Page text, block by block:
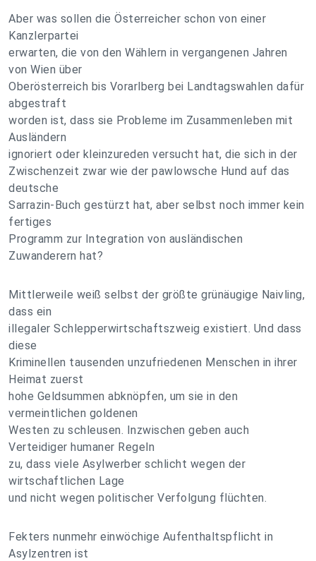
Aber was sollen die Österreicher schon von einer
Kanzlerpartei
erwarten, die von den Wählern in vergangenen Jahren
von Wien über
Oberösterreich bis Vorarlberg bei Landtagswahlen dafür
abgestraft
worden ist, dass sie Probleme im Zusammenleben mit
Ausländern
ignoriert oder kleinzureden versucht hat, die sich in der
Zwischenzeit zwar wie der pawlowsche Hund auf das
deutsche
Sarrazin-Buch gestürzt hat, aber selbst noch immer kein
fertiges
Programm zur Integration von ausländischen
Zuwanderern hat?
Mittlerweile weiß selbst der größte grünäugige Naivling,
dass ein
illegaler Schlepperwirtschaftszweig existiert. Und dass
diese
Kriminellen tausenden unzufriedenen Menschen in ihrer
Heimat zuerst
hohe Geldsummen abknöpfen, um sie in den
vermeintlichen goldenen
Westen zu schleusen. Inzwischen geben auch
Verteidiger humaner Regeln
zu, dass viele Asylwerber schlicht wegen der
wirtschaftlichen Lage
und nicht wegen politischer Verfolgung flüchten.
Fekters nunmehr einwöchige Aufenthaltspflicht in
Asylzentren ist